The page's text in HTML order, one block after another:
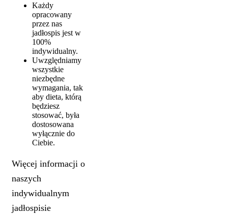
Każdy
opracowany
przez nas
jadłospis jest w
100%
indywidualny.
Uwzględniamy
wszystkie
niezbędne
wymagania, tak
aby dieta, którą
będziesz
stosować, była
dostosowana
wyłącznie do
Ciebie.
Więcej informacji o
naszych
indywidualnym
jadłospisie